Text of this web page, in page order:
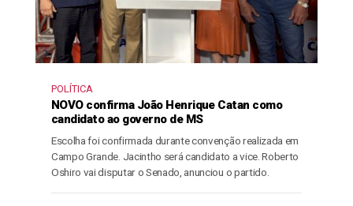
POLÍTICA
NOVO confirma João Henrique Catan como
candidato ao governo de MS
Escolha foi confirmada durante convenção realizada em
Campo Grande. Jacintho será candidato a vice. Roberto
Oshiro vai disputar o Senado, anunciou o partido.